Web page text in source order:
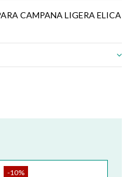
CAMPANA LIGERA ELICA
-10%